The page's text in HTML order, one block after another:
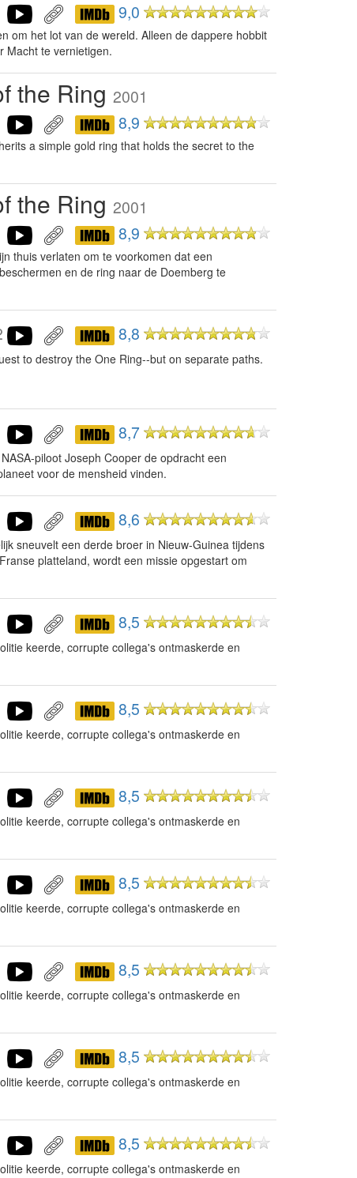
9,0
om het lot van de wereld. Alleen de dappere hobbit
Macht te vernietigen.
the Ring 2001
8,9
a simple gold ring that holds the secret to the
the Ring 2001
8,9
thuis verlaten om te voorkomen dat een
en de ring naar de Doemberg te
8,8
to destroy the One Ring--but on separate paths.
8,7
piloot Joseph Cooper de opdracht een
voor de mensheid vinden.
8,6
sneuvelt een derde broer in Nieuw-Guinea tijdens
platteland, wordt een missie opgestart om
8,5
keerde, corrupte collega's ontmaskerde en
8,5
keerde, corrupte collega's ontmaskerde en
8,5
keerde, corrupte collega's ontmaskerde en
8,5
keerde, corrupte collega's ontmaskerde en
8,5
keerde, corrupte collega's ontmaskerde en
8,5
keerde, corrupte collega's ontmaskerde en
8,5
keerde, corrupte collega's ontmaskerde en